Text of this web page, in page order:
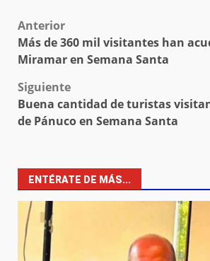
Post
navigation
Anterior
Más de 360 mil visitantes han
Miramar en Semana Santa
Siguiente
Buena cantidad de turistas
de Pánuco en Semana Santa
ENTÉRATE DE MÁS...